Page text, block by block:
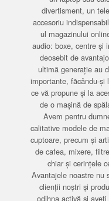
divertisment, un
accesoriu
ul magazinului
audio: boxe, centre și
deosebit de
ultimă generație au
importante, făcându-și
ce vă propune și la
de o mașină de
Avem pentru
calitative modele de
cuptoare, precum și
de cafea, mixere,
chiar și cerințele
Avantajele noastre nu
clienții noștri și
odihna activă și